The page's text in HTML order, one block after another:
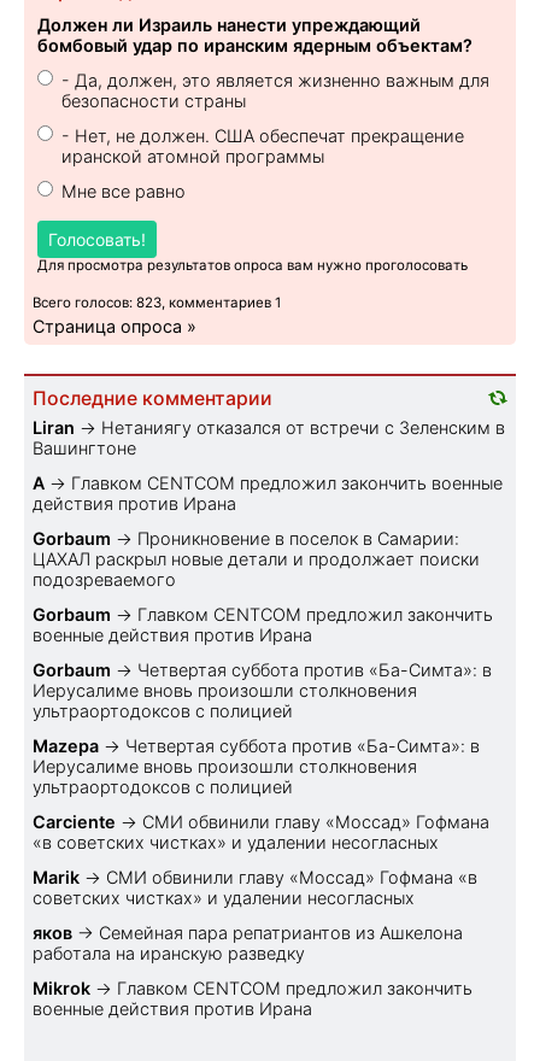
Должен ли Израиль нанести упреждающий
бомбовый удар по иранским ядерным объектам?
- Да, должен, это является жизненно важным для
безопасности страны
- Нет, не должен. США обеспечат прекращение
иранской атомной программы
Мне все равно
Голосовать!
Для просмотра результатов опроса вам нужно проголосовать
Всего голосов: 823, комментариев 1
Страница опроса »
Последние комментарии
Liran → Нетаниягу отказался от встречи с Зеленским в
Вашингтоне
A → Главком CENTCOM предложил закончить военные
действия против Ирана
Gorbaum → Проникновение в поселок в Самарии:
ЦАХАЛ раскрыл новые детали и продолжает поиски
подозреваемого
Gorbaum → Главком CENTCOM предложил закончить
военные действия против Ирана
Gorbaum → Четвертая суббота против «Ба-Симта»: в
Иерусалиме вновь произошли столкновения
ультраортодоксов с полицией
Mazepa → Четвертая суббота против «Ба-Симта»: в
Иерусалиме вновь произошли столкновения
ультраортодоксов с полицией
Carciente → СМИ обвинили главу «Моссад» Гофмана
«в советских чистках» и удалении несогласных
Marik → СМИ обвинили главу «Моссад» Гофмана «в
советских чистках» и удалении несогласных
яков → Семейная пара репатриантов из Ашкелона
работала на иранскую разведку
Mikrok → Главком CENTCOM предложил закончить
военные действия против Ирана